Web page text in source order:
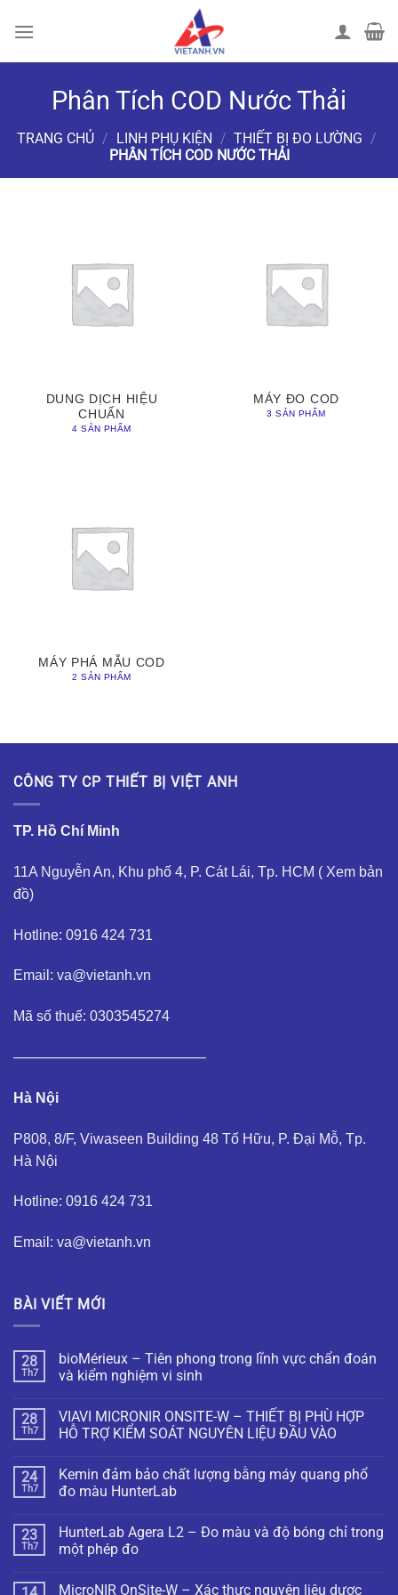
đến
Phân Tích COD Nước Thải
TRANG CHỦ / LINH PHỤ KIỆN / THIẾT BỊ ĐO LƯỜNG /
PHÂN TÍCH COD NƯỚC THẢI
DUNG DỊCH HIỆU
CHUẨN
4 SẢN PHẨM
MÁY ĐO COD
3 SẢN PHẨM
MÁY PHÁ MẪU COD
2 SẢN PHẨM
CÔNG TY CP THIẾT BỊ VIỆT ANH
TP. Hồ Chí Minh
11A Nguyễn An, Khu phố 4, P. Cát Lái, Tp. HCM ( Xem bản
đồ)
Hotline: 0916 424 731
Email: va@vietanh.vn
Mã số thuế: 0303545274
—————————————–
Hà Nội
P808, 8/F, Viwaseen Building 48 Tố Hữu, P. Đại Mỗ, Tp.
Hà Nội
Hotline: 0916 424 731
Email: va@vietanh.vn
BÀI VIẾT MỚI
28
Th7
bioMérieux – Tiên phong trong lĩnh vực chẩn đoán
và kiểm nghiệm vi sinh
28
Th7
VIAVI MICRONIR ONSITE-W – THIẾT BỊ PHÙ HỢP
HỖ TRỢ KIỂM SOÁT NGUYÊN LIỆU ĐẦU VÀO
24
Th7
Kemin đảm bảo chất lượng bằng máy quang phổ
đo màu HunterLab
23
Th7
HunterLab Agera L2 – Đo màu và độ bóng chỉ trong
một phép đo
MicroNIR OnSite-W – Xác thực nguyên liệu dược